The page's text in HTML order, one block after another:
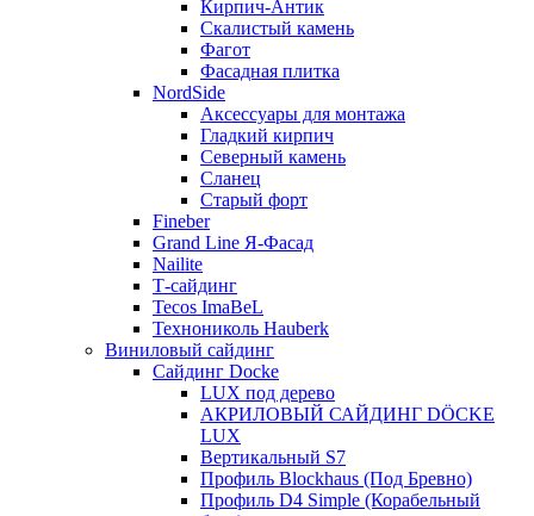
Кирпич-Антик
Скалистый камень
Фагот
Фасадная плитка
NordSide
Аксессуары для монтажа
Гладкий кирпич
Северный камень
Сланец
Старый форт
Fineber
Grand Line Я-Фасад
Nailite
Т-сайдинг
Tecos ImaBeL
Технониколь Hauberk
Виниловый сайдинг
Сайдинг Docke
LUX под дерево
АКРИЛОВЫЙ САЙДИНГ DÖCKE
LUX
Вертикальный S7
Профиль Blockhaus (Под Бревно)
Профиль D4 Simple (Корабельный